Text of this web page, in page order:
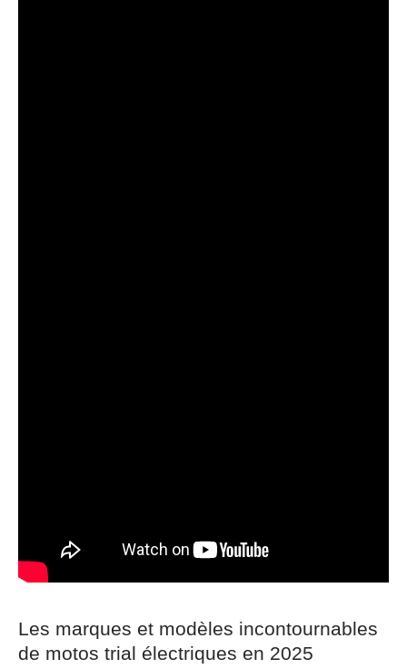
Les marques et modèles incontournables
de motos trial électriques en 2025